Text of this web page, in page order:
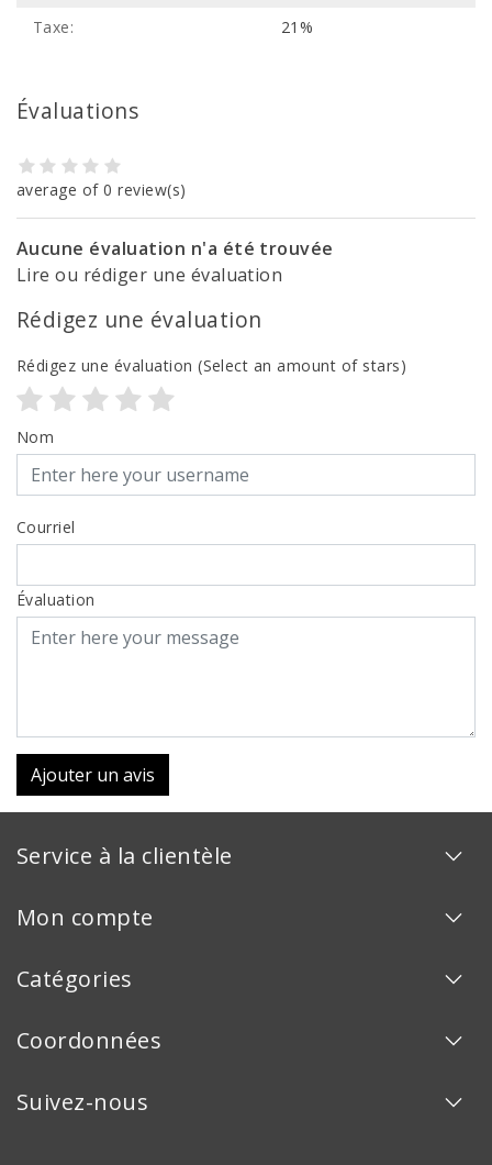
Taxe:
21%
Évaluations
average of 0 review(s)
Aucune évaluation n'a été trouvée
Lire ou rédiger une évaluation
Rédigez une évaluation
Rédigez une évaluation (Select an amount of stars)
Nom
Courriel
Évaluation
Ajouter un avis
Service à la clientèle
Mon compte
Catégories
Coordonnées
Suivez-nous